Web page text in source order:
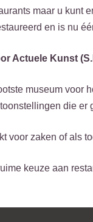
maar u kunt
en is nu
Actuele Kunst
museum voor
die er
voor zaken of als
keuze aan